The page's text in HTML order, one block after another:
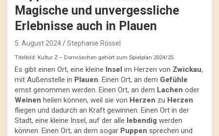
Magische und unvergessliche
Erlebnisse auch in Plauen
5. August 2024 Stephanie Rössel
Titelbild: Kultur Z – Dornröschen gehört zum Spielplan 2024/25
Es gibt einen Ort, eine kleine Insel im Herzen von Zwickau,
mit Außenstelle in Plauen. Einen Ort, an dem Gefühle
ernst genommen werden. Einen Ort, an dem Lachen oder
Weinen heilen können, weil sie von Herzen zu Herzen
fliegen und dadurch an Kraft gewinnen. Einen Ort in der
Stadt, eine kleine Insel, auf der alle lebendig werden
können. Einen Ort, an dem sogar Puppen sprechen und